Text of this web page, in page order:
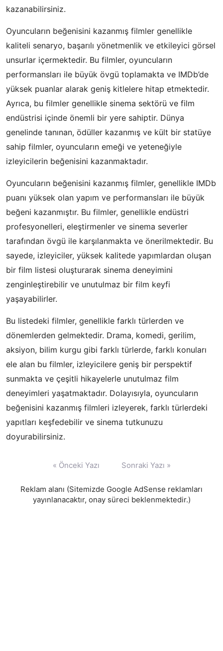
kazanabilirsiniz.
Oyuncuların beğenisini kazanmış filmler genellikle
kaliteli senaryo, başarılı yönetmenlik ve etkileyici görsel
unsurlar içermektedir. Bu filmler, oyuncuların
performansları ile büyük övgü toplamakta ve IMDb’de
yüksek puanlar alarak geniş kitlelere hitap etmektedir.
Ayrıca, bu filmler genellikle sinema sektörü ve film
endüstrisi içinde önemli bir yere sahiptir. Dünya
genelinde tanınan, ödüller kazanmış ve kült bir statüye
sahip filmler, oyuncuların emeği ve yeteneğiyle
izleyicilerin beğenisini kazanmaktadır.
Oyuncuların beğenisini kazanmış filmler, genellikle IMDb
puanı yüksek olan yapım ve performansları ile büyük
beğeni kazanmıştır. Bu filmler, genellikle endüstri
profesyonelleri, eleştirmenler ve sinema severler
tarafından övgü ile karşılanmakta ve önerilmektedir. Bu
sayede, izleyiciler, yüksek kalitede yapımlardan oluşan
bir film listesi oluşturarak sinema deneyimini
zenginleştirebilir ve unutulmaz bir film keyfi
yaşayabilirler.
Bu listedeki filmler, genellikle farklı türlerden ve
dönemlerden gelmektedir. Drama, komedi, gerilim,
aksiyon, bilim kurgu gibi farklı türlerde, farklı konuları
ele alan bu filmler, izleyicilere geniş bir perspektif
sunmakta ve çeşitli hikayelerle unutulmaz film
deneyimleri yaşatmaktadır. Dolayısıyla, oyuncuların
beğenisini kazanmış filmleri izleyerek, farklı türlerdeki
yapıtları keşfedebilir ve sinema tutkunuzu
doyurabilirsiniz.
« Önceki Yazı Sonraki Yazı »
Reklam alanı (Sitemizde Google AdSense reklamları
yayınlanacaktır, onay süreci beklenmektedir.)